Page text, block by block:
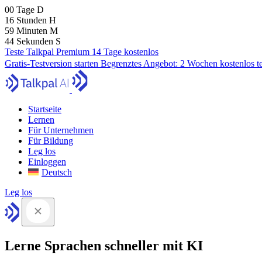
00 Tage D
16 Stunden H
59 Minuten M
43 Sekunden S
Teste Talkpal Premium 14 Tage kostenlos
Gratis-Testversion starten Begrenztes Angebot: 2 Wochen kostenlos
Startseite
Lernen
Für Unternehmen
Für Bildung
Leg los
Einloggen
Deutsch
Leg los
Lerne Sprachen schneller mit KI